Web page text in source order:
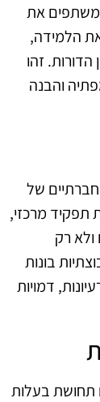
משתפים את
הלמידה,
זהו
והבנה
של
תפקיד מרכזי,
ולא רק
בונות
דמויות
תחושת בעלות